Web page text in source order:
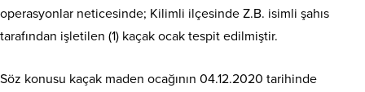
operasyonlar neticesinde; Kilimli ilçesinde Z.B. isimli şahıs
tarafından işletilen (1) kaçak ocak tespit edilmiştir.
Söz konusu kaçak maden ocağının 04.12.2020 tarihinde